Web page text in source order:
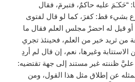
عليه حاكمٌ، فتبرمَ، فقال
بشيء قط: كفرَ، كما لو قال لفتوى
قيل له احضرْ مجلس العلم فقال ما
من ثريد خير من العلم، فحينئذ تجري
الاستتابة وغيرها، نعم، إن قال لم أردِ
ظننته غير مستند إلى جهة تقتضيه:
لمثله عن إطلاق مثل هذا القول، ومن